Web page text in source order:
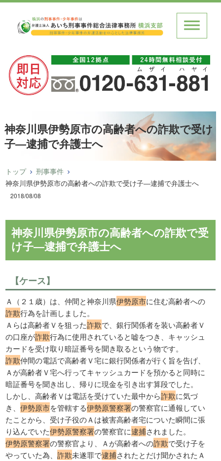
神奈川県伊勢原市の高齢者への詐欺で受け
子―逮捕で弁護士へ
トップ
刑事事件
神奈川県伊勢原市の高齢者への詐欺で受け子―逮捕で弁護士へ
2018/08/08
神奈川県伊勢原市の高齢者への詐欺で受
け子―逮捕で弁護士へ
【ケース】
Ａ（２１歳）は、仲間と神奈川県伊勢原市に住む高齢者への
詐欺行為を計画しました。
Ａらは高齢者Ｖを狙った詐欺で、銀行関係者を装い高齢者Ｖ
の口座が詐欺行為に使用されていると嘘をつき、キャッシュ
カードを受け取り暗証番号を聞き取るという物です。
詐欺仲間の電話で高齢者Ｖ宅に銀行関係者が行く旨を告げ、
Ａが高齢者Ｖ宅へ行ってキャッシュカードを預かると同時に
暗証番号を聞き出し、帰りに現金を引き出す算段でした。
しかし、高齢者Ｖは電話を受けていた最中から詐欺に気づ
き、伊勢原市を管轄する伊勢原警察署の警察官に通報してい
たことから、受け子役のＡは被害高齢者宅についた瞬間に張
り込んでいた伊勢原警察署の警察官に逮捕されました。
伊勢原警察署の警察官より、Ａが高齢者への詐欺で受け子を
やっていた為、詐欺未遂罪で逮捕されたとだけ聞かされたＡ